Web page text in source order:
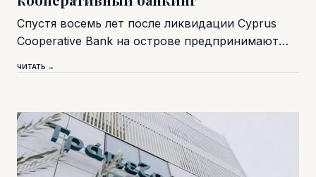
Спустя восемь лет после ликвидации Cyprus
Cooperative Bank на острове предпринимают…
ЧИТАТЬ →